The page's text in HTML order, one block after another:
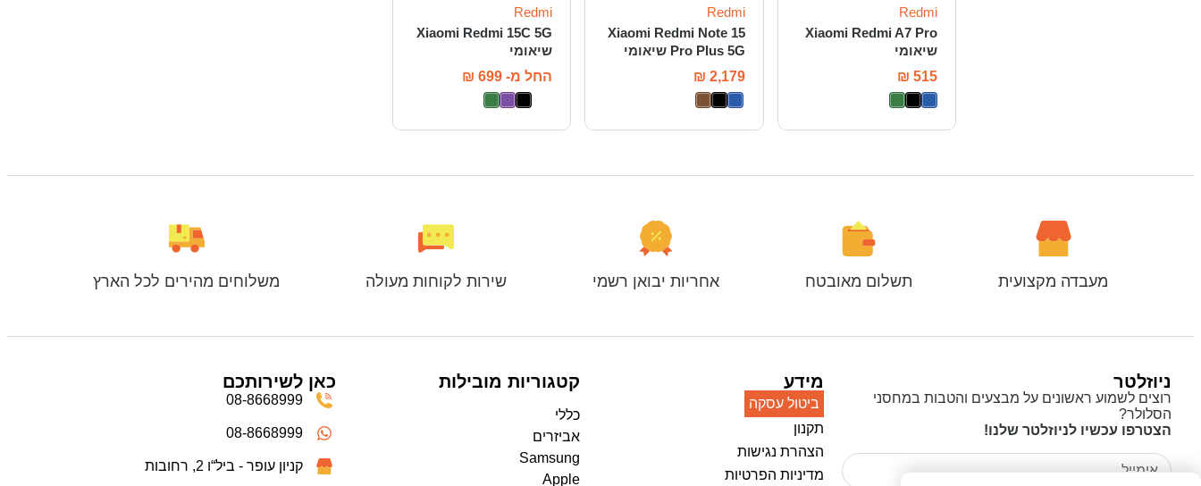
Redmi
Xiaomi Redmi A7 Pro
שיאומי
₪ 515
Redmi
Xiaomi Redmi Note 15
Pro Plus 5G שיאומי
₪ 2,179
Redmi
Xiaomi Redmi 15C 5G
שיאומי
החל מ-
₪ 699
מעבדה מקצועית תשלום מאובטח אחריות יבואן רשמי שירות לקוחות מעולה משלוחים מהירים לכל הארץ
ניוזלטר
רוצים לשמוע ראשונים על מבצעים והטבות במחסני
הסלולר?
הצטרפו עכשיו לניוזלטר שלנו!
מידע
ביטול עסקה
תקנון
הצהרת נגישות
מדיניות הפרטיות
קטגוריות מובילות
כללי
אביזרים
Samsung
Apple
כאן לשירותכם
08-8668999
08-8668999
קניון עופר - ביל“ו 2, רחובות